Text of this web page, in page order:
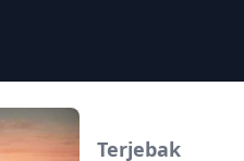
Terjebak